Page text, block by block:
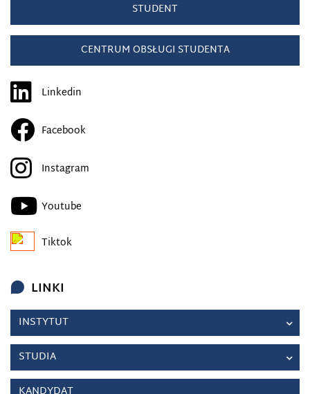
STUDENT
CENTRUM OBSŁUGI STUDENTA
Linkedin
Facebook
Instagram
Youtube
Tiktok
LINKI
INSTYTUT
STUDIA